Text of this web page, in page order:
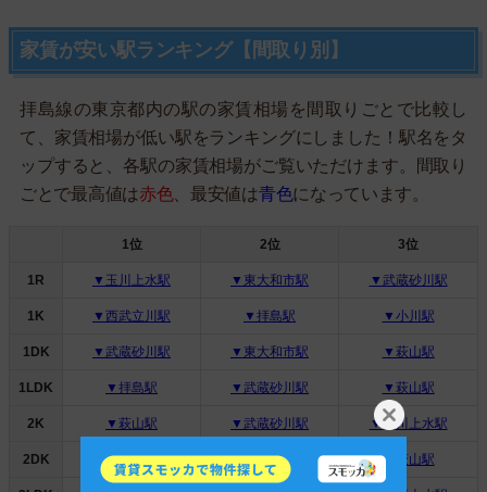
家賃が安い駅ランキング【間取り別】
拝島線の東京都内の駅の家賃相場を間取りごとで比較し
て、家賃相場が低い駅をランキングにしました！駅名をタ
ップすると、各駅の家賃相場がご覧いただけます。間取り
ごとで最高値は赤色、最安値は青色になっています。
1位 2位 3位
1R ▼玉川上水駅 ▼東大和市駅 ▼武蔵砂川駅
1K ▼西武立川駅 ▼拝島駅 ▼小川駅
1DK ▼武蔵砂川駅 ▼東大和市駅 ▼萩山駅
1LDK ▼拝島駅 ▼武蔵砂川駅 ▼萩山駅
2K ▼萩山駅 ▼武蔵砂川駅 ▼玉川上水駅
2DK ▼武蔵砂川駅 ▼東大和市駅 ▼萩山駅